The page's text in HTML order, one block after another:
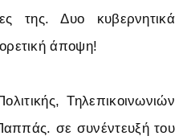
της. Δυο κυβερνητικά
άποψη!
Τηλεπικοινωνιών
σε συνέντευξή του